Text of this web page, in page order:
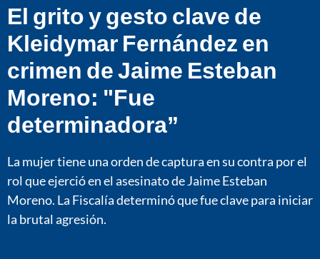
El grito y gesto clave de
Kleidymar Fernández en
crimen de Jaime Esteban
Moreno: "Fue
determinadora”
La mujer tiene una orden de captura en su contra por el
rol que ejerció en el asesinato de Jaime Esteban
Moreno. La Fiscalía determinó que fue clave para iniciar
la brutal agresión.